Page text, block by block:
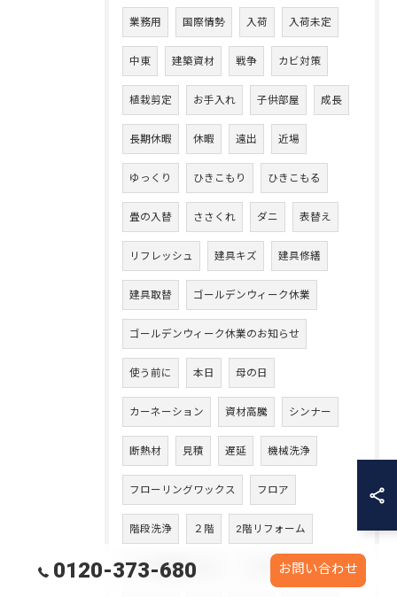
業務用 国際情勢 入荷 入荷未定
中東 建築資材 戦争 カビ対策
植栽剪定 お手入れ 子供部屋 成長
長期休暇 休暇 遠出 近場
ゆっくり ひきこもり ひきこもる
畳の入替 ささくれ ダニ 表替え
リフレッシュ 建具キズ 建具修繕
建具取替 ゴールデンウィーク休業
ゴールデンウィーク休業のお知らせ
使う前に 本日 母の日
カーネーション 資材高騰 シンナー
断熱材 見積 遅延 機械洗浄
フローリングワックス フロア
階段洗浄 ２階 2階リフォーム
１つの部屋から2つ 一つのお部屋を二つ
0120-373-680 お問い合わせ